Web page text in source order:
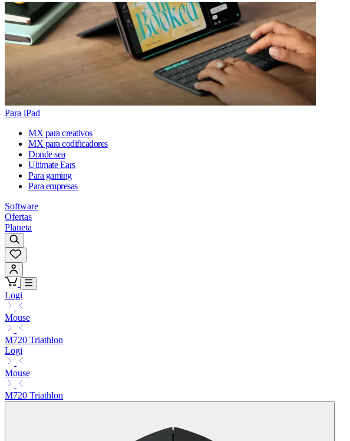
Para iPad
MX para creativos
MX para codificadores
Donde sea
Ultimate Ears
Para gaming
Para empresas
Software
Ofertas
Planeta
Logi
Mouse
M720 Triathlon
Logi
Mouse
M720 Triathlon